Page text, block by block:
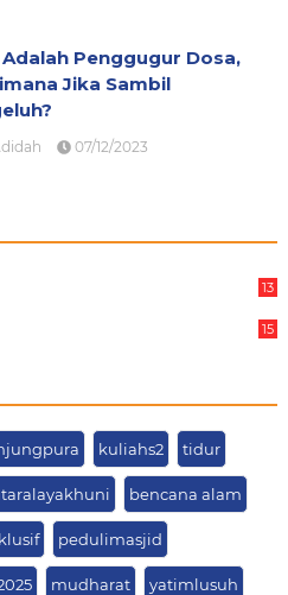
Penggugur Dosa,
Jika Sambil
07/12/2023
13
15
kuliahs2 tidur
bencana alam
pedulimasjid
mudharat yatimlusuh